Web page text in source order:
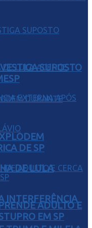
DE LULA
INTERFERÊNCIA
SUPOSTO
DE SP
ADULTO E
EM SP